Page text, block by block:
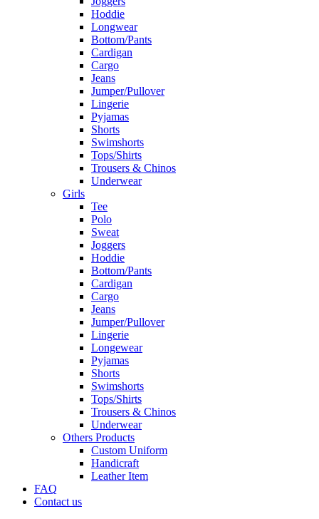
Hoddie
Longwear
Bottom/Pants
Cardigan
Cargo
Jeans
Jumper/Pullover
Lingerie
Pyjamas
Shorts
Swimshorts
Tops/Shirts
Trousers & Chinos
Underwear
Girls
Tee
Polo
Sweat
Joggers
Hoddie
Bottom/Pants
Cardigan
Cargo
Jeans
Jumper/Pullover
Lingerie
Longewear
Pyjamas
Shorts
Swimshorts
Tops/Shirts
Trousers & Chinos
Underwear
Others Products
Custom Uniform
Handicraft
Leather Item
FAQ
Contact us